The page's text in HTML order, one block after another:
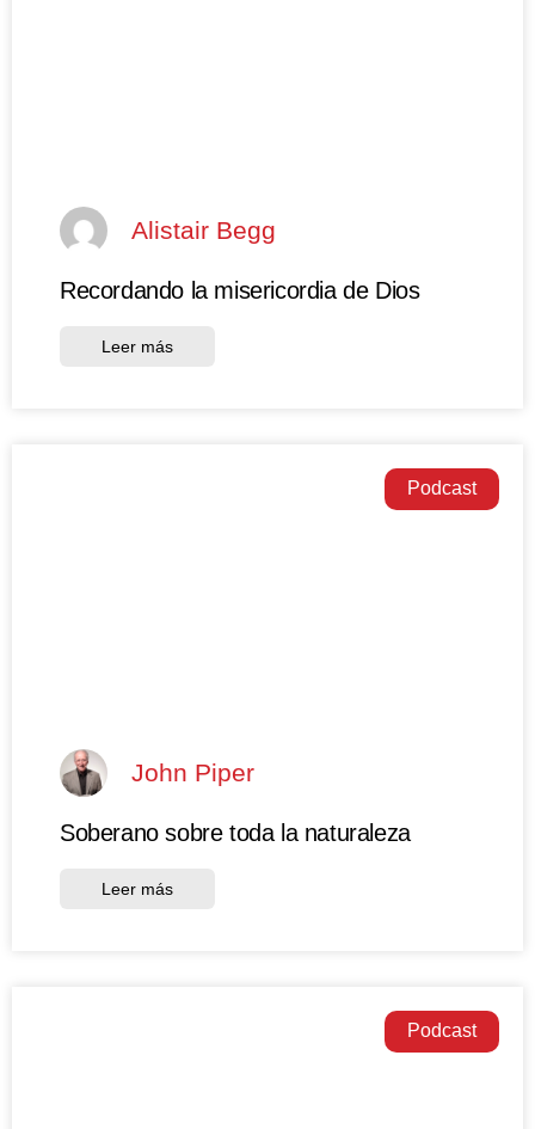
Alistair Begg
Recordando la misericordia de Dios
Leer más
Podcast
John Piper
Soberano sobre toda la naturaleza
Leer más
Podcast